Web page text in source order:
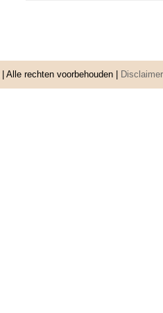
| Alle rechten voorbehouden | Disclaimer